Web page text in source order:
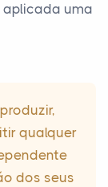
uma
qualquer
dos seus